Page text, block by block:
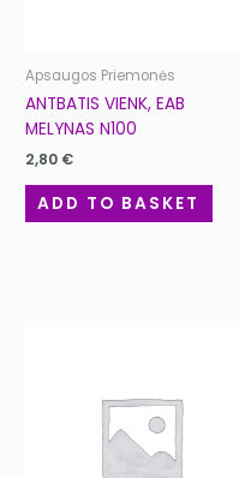
Apsaugos Priemonės
ANTBATIS VIENK, EAB
MELYNAS N100
2,80 €
ADD TO BASKET